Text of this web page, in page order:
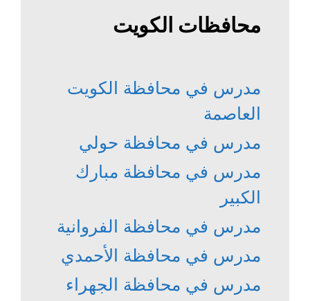
محافظات الكويت
مدرس في محافظة الكويت
العاصمة
مدرس في محافظة حولي
مدرس في محافظة مبارك
الكبير
مدرس في محافظة الفروانية
مدرس في محافظة الأحمدي
مدرس في محافظة الجهراء